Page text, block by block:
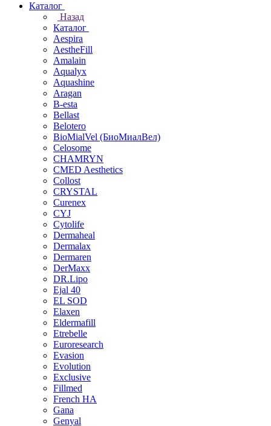
Каталог
Назад
Каталог
Aespira
AestheFill
Amalain
Aqualyx
Aquashine
Aragan
B-esta
Bellast
Belotero
BioMialVel (БиоМиалВел)
Celosome
CHAMRYN
CMED Aesthetics
Collost
CRYSTAL
Curenex
CYJ
Cytolife
Dermaheal
Dermalax
Dermaren
DerMaxx
DR.Lipo
Ejal 40
EL SOD
Elaxen
Eldermafill
Etrebelle
Euroresearch
Evasion
Evolution
Exclusive
Fillmed
French HA
Gana
Genyal